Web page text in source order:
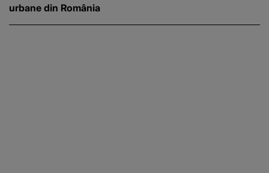
urbane din România